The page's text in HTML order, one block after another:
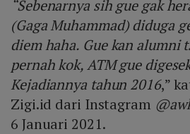
“Sebenarnya sih gue gak
(Gaga Muhammad) diduga
diem haha. Gue kan alumni
pernah kok, ATM gue
Kejadiannya tahun 2016,”
Zigi.id dari Instagram
6 Januari 2021.